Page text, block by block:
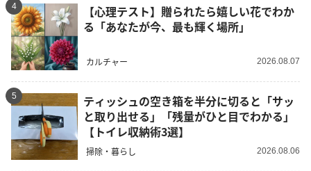
4
【心理テスト】贈られたら嬉しい花でわか
る「あなたが今、最も輝く場所」
カルチャー 2026.08.07
5
ティッシュの空き箱を半分に切ると「サッ
と取り出せる」「残量がひと目でわかる」
【トイレ収納術3選】
掃除・暮らし 2026.08.06